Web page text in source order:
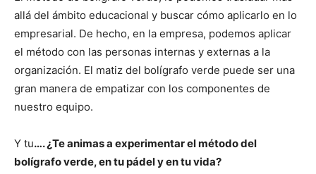
allá del ámbito educacional y buscar cómo aplicarlo en lo
empresarial. De hecho, en la empresa, podemos aplicar
el método con las personas internas y externas a la
organización. El matiz del bolígrafo verde puede ser una
gran manera de empatizar con los componentes de
nuestro equipo.
Y tu…. ¿Te animas a experimentar el método del
bolígrafo verde, en tu pádel y en tu vida?